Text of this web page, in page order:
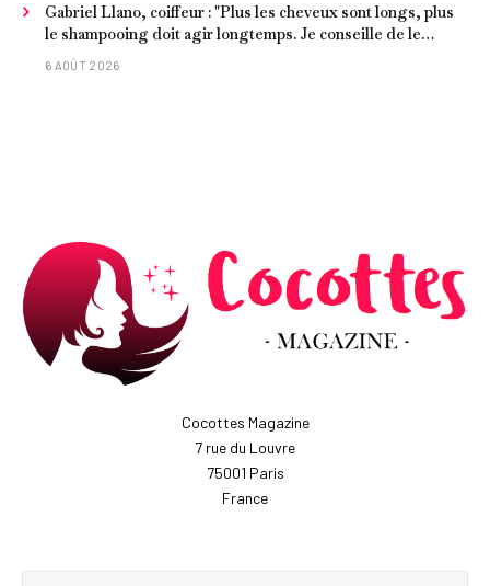
Gabriel Llano, coiffeur : "Plus les cheveux sont longs, plus
le shampooing doit agir longtemps. Je conseille de le
laisser entre 1 et 3 minutes."
6 AOÛT 2026
Cocottes Magazine
7 rue du Louvre
75001 Paris
France